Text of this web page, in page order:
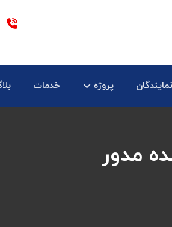
نمایندگان پروژه خدمات
مدور